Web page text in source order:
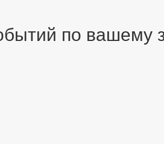
по вашему